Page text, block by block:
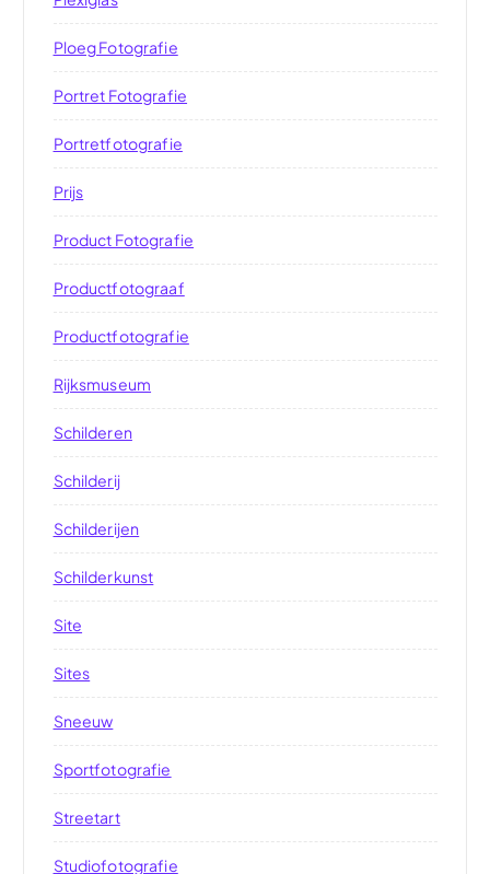
Ploeg Fotografie
Portret Fotografie
Portretfotografie
Prijs
Product Fotografie
Productfotograaf
Productfotografie
Rijksmuseum
Schilderen
Schilderij
Schilderijen
Schilderkunst
Site
Sites
Sneeuw
Sportfotografie
Streetart
Studiofotografie